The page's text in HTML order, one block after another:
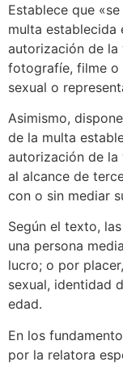
Establece que
multa establecida
autorización de la
fotografíe, filme o
sexual o
Asimismo,
de la multa
autorización de la
al alcance de
con o sin mediar
Según el texto,
una persona
lucro; o por
sexual, identidad
edad.
En los
por la relatora